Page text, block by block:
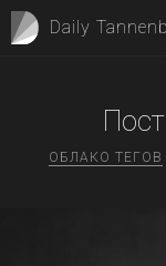
Daily
ОБЛАКО ТЕГОВ